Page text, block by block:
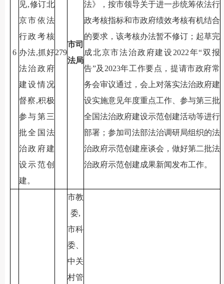
6
见,修订北
京市依法
行政考核
办法,抓好
法治政府
建设情况
督察,积极
参与第三
批全国法
治政府建
设示范创
建。
279
市司
法局
法》，按市领导关于进一步统筹依法行
政考核指标和市政府绩效考核有机结合
的要求，该考核办法暂不修订；起草完
成北京市法治政府建设2022年“双报
告”及2023年工作要点，提请市政府常
务会审议通过，会上对落实法治政府建
设实施意见年度重点工作、参与第三批
全国法治政府建设示范创建活动等进行
部署；参加司法部法治调研局组织的法
治政府示范创建座谈会，做好第二批法
治政府示范创建成果新闻发布工作。
市教
委,
市科
委、
中关
村管